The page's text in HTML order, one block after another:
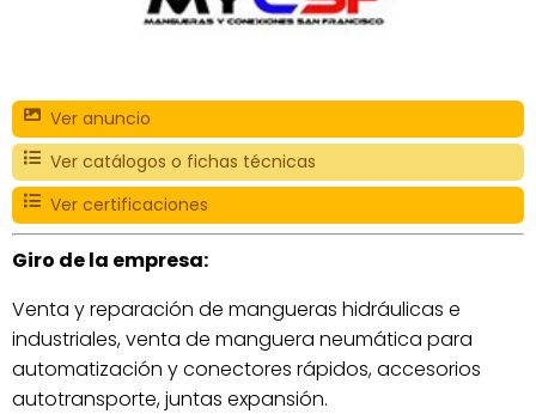
Ver anuncio
Ver catálogos o fichas técnicas
Ver certificaciones
Giro de la empresa:
Venta y reparación de mangueras hidráulicas e
industriales, venta de manguera neumática para
automatización y conectores rápidos, accesorios
autotransporte, juntas expansión.